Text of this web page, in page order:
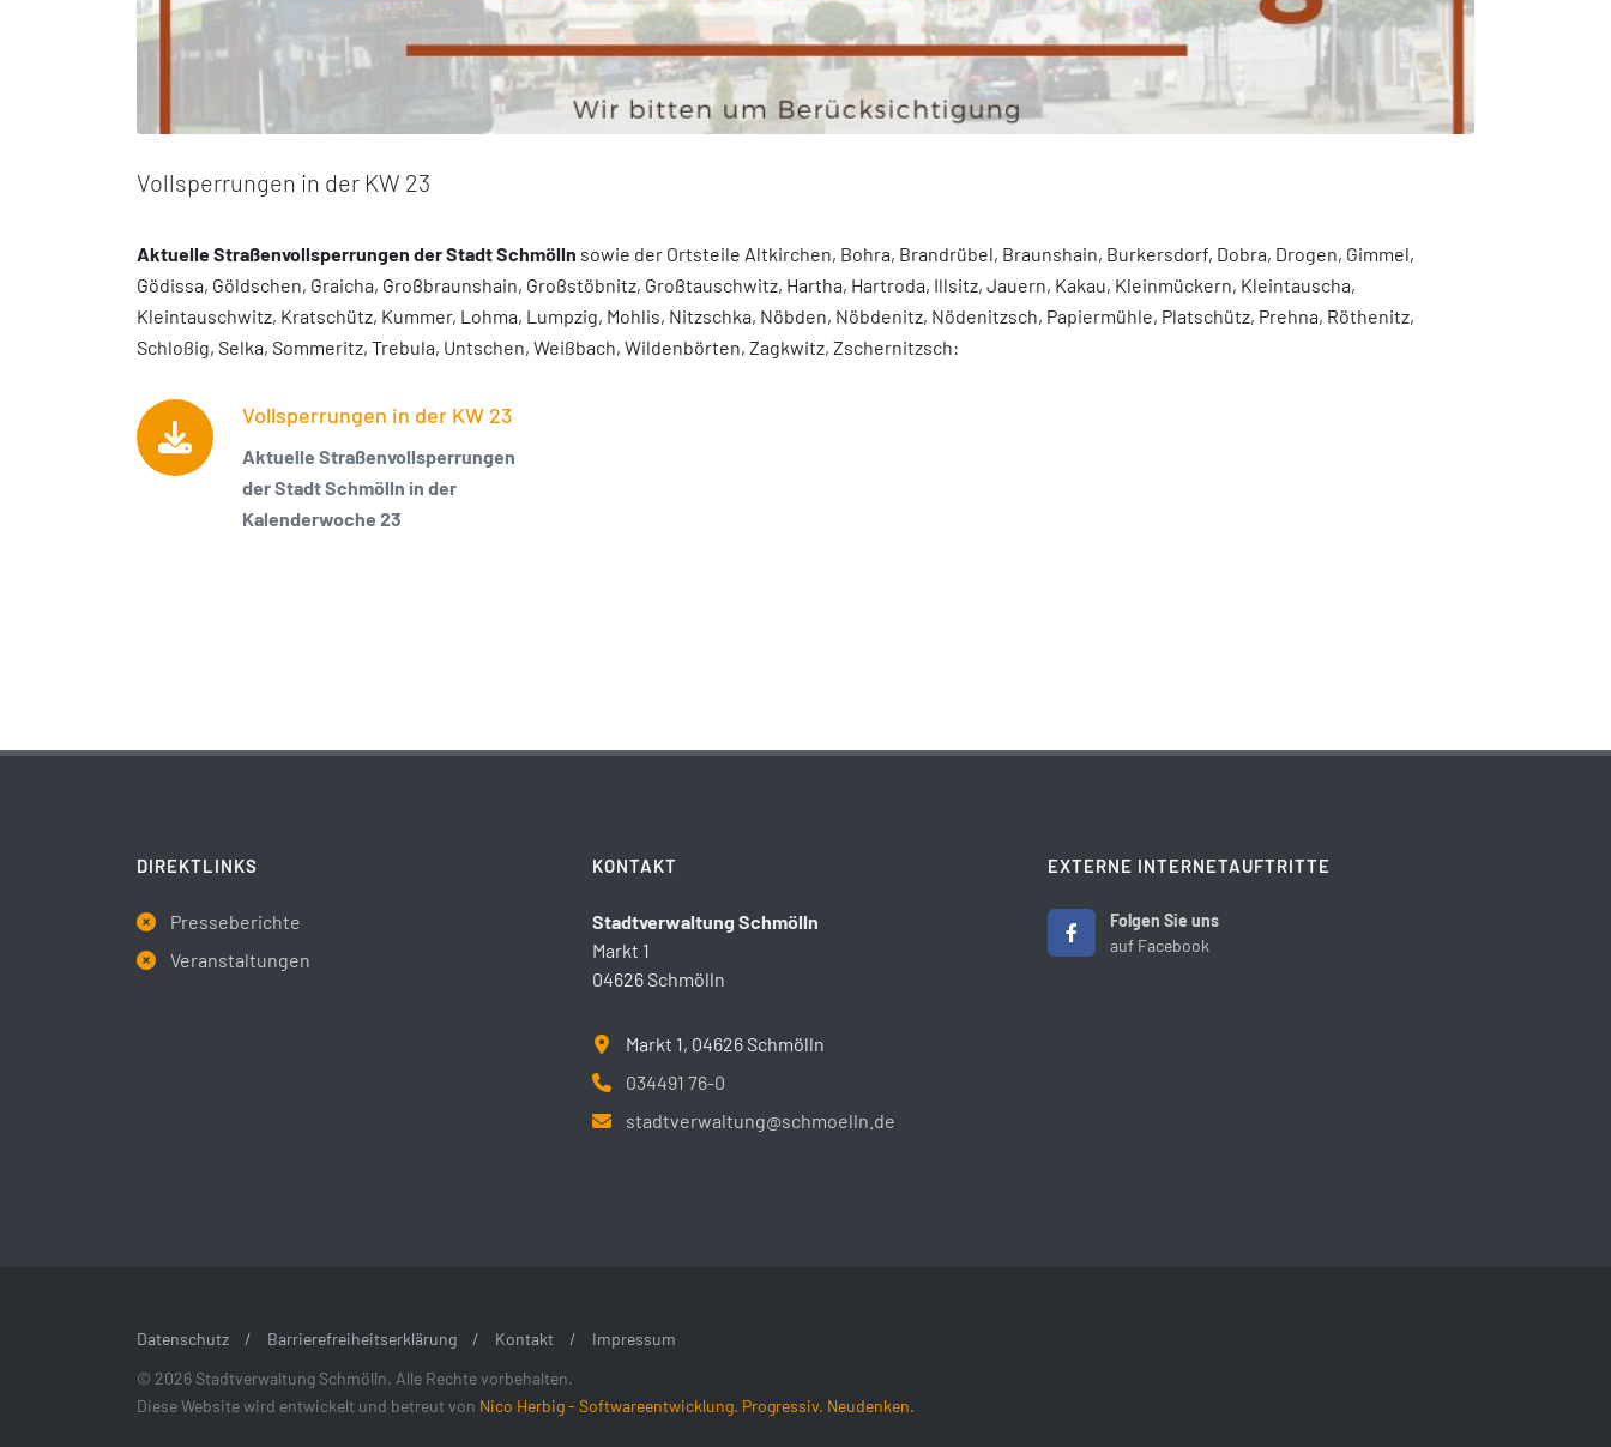
Vollsperrungen in der KW 23
Aktuelle Straßenvollsperrungen der Stadt Schmölln sowie der Ortsteile Altkirchen, Bohra, Brandrübel, Braunshain, Burkersdorf, Dobra, Drogen, Gimmel,
Gödissa, Göldschen, Graicha, Großbraunshain, Großstöbnitz, Großtauschwitz, Hartha, Hartroda, Illsitz, Jauern, Kakau, Kleinmückern, Kleintauscha,
Kleintauschwitz, Kratschütz, Kummer, Lohma, Lumpzig, Mohlis, Nitzschka, Nöbden, Nöbdenitz, Nödenitzsch, Papiermühle, Platschütz, Prehna, Röthenitz,
Schloßig, Selka, Sommeritz, Trebula, Untschen, Weißbach, Wildenbörten, Zagkwitz, Zschernitzsch:
Vollsperrungen in der KW 23
Aktuelle Straßenvollsperrungen
der Stadt Schmölln in der
Kalenderwoche 23
DIREKTLINKS
Presseberichte
Veranstaltungen
KONTAKT
Stadtverwaltung Schmölln
Markt 1
04626 Schmölln
Markt 1, 04626 Schmölln
034491 76-0
stadtverwaltung@schmoelln.de
EXTERNE INTERNETAUFTRITTE
Folgen Sie uns
auf Facebook
Datenschutz / Barrierefreiheitserklärung / Kontakt /
Impressum
© 2026 Stadtverwaltung Schmölln. Alle Rechte vorbehalten.
Diese Website wird entwickelt und betreut von Nico Herbig - Softwareentwicklung. Progressiv. Neudenken.